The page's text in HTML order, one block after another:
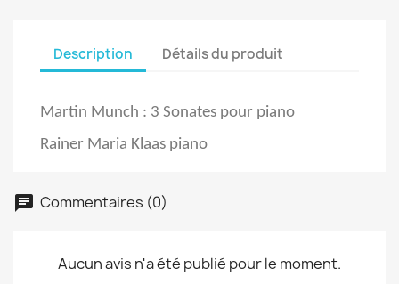
Description Détails du produit
Martin Munch : 3 Sonates pour piano
Rainer Maria Klaas piano
Commentaires (0)
Aucun avis n'a été publié pour le moment.